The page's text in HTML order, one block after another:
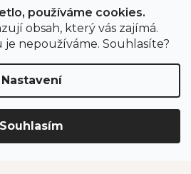
používáme cookies.
obsah, který vás zajímá.
je nepoužíváme. Souhlasíte?
Nastavení
Souhlasím
s podmínkamiochrany
ochrany údajů